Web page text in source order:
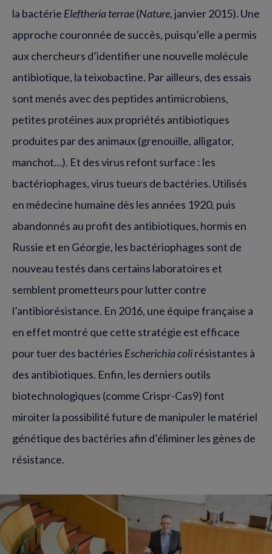
la bactérie Eleftheria terrae(Nature, janvier 2015). Une
approche couronnée de succès, puisqu’elle a permis
aux chercheurs d’identifier une nouvelle molécule
antibiotique, la teixobactine. Par ailleurs, des essais
sont menés avec des peptides antimicrobiens,
petites protéines aux propriétés antibiotiques
produites par des animaux (grenouille, alligator,
manchot…). Et des virus refont surface : les
bactériophages, virus tueurs de bactéries. Utilisés
en médecine humaine dès les années 1920, puis
abandonnés au profit des antibiotiques, hormis en
Russie et en Géorgie, les bactériophages sont de
nouveau testés dans certains laboratoires et
semblent prometteurs pour lutter contre
l’antibiorésistance. En 2016, une équipe française a
en effet montré que cette stratégie est efficace
pour tuer des bactéries Escherichia colirésistantes à
des antibiotiques. Enfin, les derniers outils
biotechnologiques (comme Crispr-Cas9) font
miroiter la possibilité future de manipuler le matériel
génétique des bactéries afin d’éliminer les gènes de
résistance.